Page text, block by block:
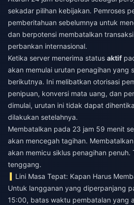
sekadar pilihan kebijakan. Pemroses
pemberitahuan sebelumnya untuk
dan berpotensi membatalkan
perbankan internasional.
Ketika server menerima status aktif
akan memulai urutan penagihan yang
berikutnya. Ini melibatkan otorisasi
penipuan, konversi mata uang, dan
dimulai, urutan ini tidak dapat
dilakukan setelahnya.
Membatalkan pada 23 jam 59 menit
akan mencegah tagihan.
akan memicu siklus penagihan penuh.
tenggang.
Lini Masa Tepat: Kapan Harus
Untuk langganan yang diperpanjang
15:00, batas waktu pembatalan yang